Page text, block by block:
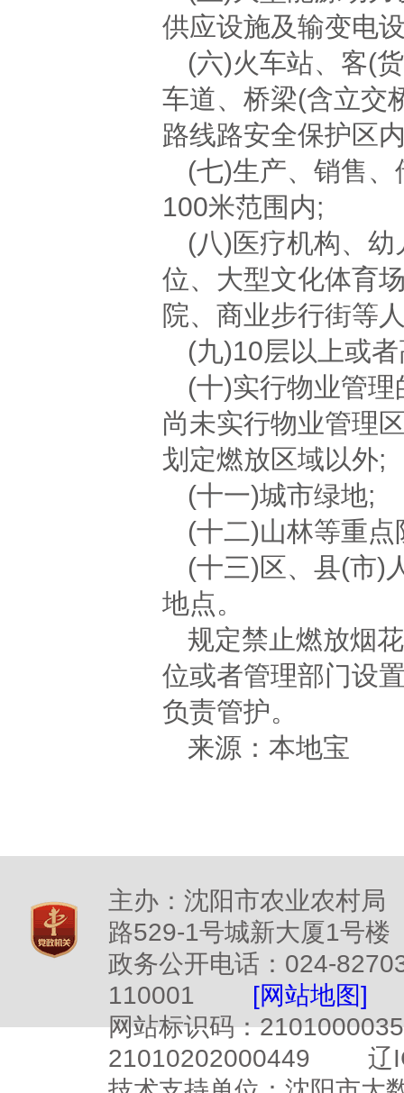
供应设施及输变电
(六)火车站、客(
车道、桥梁(含立交
路线路安全保护区
(七)生产、销售
100米范围内;
(八)医疗机构、
位、大型文化体育
院、商业步行街等
(九)10层以上或
(十)实行物业管
尚未实行物业管理
划定燃放区域以外;
(十一)城市绿地;
(十二)山林等重点
(十三)区、县(市)
地点。
规定禁止燃放烟
位或者管理部门设
负责管护。
来源：本地宝
主办：沈阳市农业农村
路529-1号城新大厦1号楼
政务公开电话：024-
110001 [网站地图]
网站标识码：
21010202000449
辽